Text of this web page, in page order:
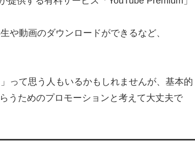
や動画のダウンロードができるなど、
って思う人もいるかもしれませんが、基本的
うためのプロモーションと考えて大丈夫で